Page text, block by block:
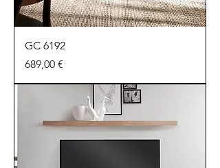
GC 6192
Preu
689,00 €